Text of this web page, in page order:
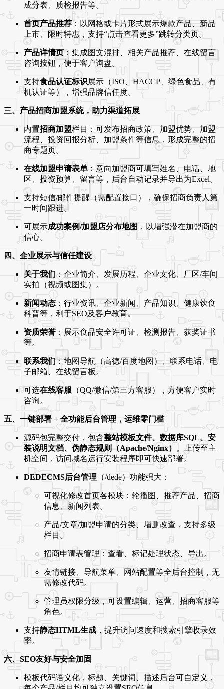
成分表、质检报告等。
首页产品推荐：以网格或卡片形式展示爆款产品、新品
上市、限时特惠，支持“点击查看更多”跳转分类页。
产品详情页：集成图文混排、相关产品推荐、在线留言
咨询按钮，便于客户询盘。
支持食品认证标识展示（ISO、HACCP、绿色食品、有
机认证等），增强品牌信任度。
三、产品招商加盟系统，助力渠道拓展
内置招商加盟栏目：可发布招商政策、加盟优势、加盟
流程、投资回报分析、加盟条件等信息，形成完整的招
商专题页。
在线加盟申请表单：意向加盟商可填写姓名、电话、地
区、投资预算、留言等，后台自动记录并导出为Excel。
支持短信/邮件提醒（需配置接口），确保招商负责人第
一时间跟进。
可展示成功案例/加盟店分布地图 ，以增强潜在加盟商的
信心。
四、企业展示与信任建设
关于我们：企业简介、发展历程、企业文化、厂区/车间
实拍（视频或图集）。
新闻动态 ：行业资讯、企业新闻、产品知识、健康饮食
科普等，利于SEO及客户教育。
资质荣誉 ：展示食品安全许可证、检测报告、获奖证书
等。
联系我们：地图导航（高德/百度地图）、联系电话、电
子邮箱、在线留言板。
可选在线客服 （QQ/微信/第三方客服），方便客户实时
咨询。
五、一键部署 + 全功能后台管理，运维零门槛
源码包完整交付，包含整站模板文件、数据库SQL、安
装说明文档、伪静态规则（Apache/Nginx） 。上传至主
机空间，访问域名运行安装程序即可快速部署。
DEDECMS后台管理 （/dede）功能强大：
可视化修改首页各模块：轮播图、推荐产品、招商
信息、新闻列表。
产品/文章/加盟申请的分类、增删改查，支持多级
栏目。
招商申请表管理：查看、标记处理状态、导出。
友情链接、导航菜单、网站配置等全后台控制，无
需修改代码。
管理员权限分级，可设置编辑、运营、招商客服等
角色。
支持静态HTML生成，提升访问速度和搜索引擎收录效
率。
六、SEO友好与安全加固
模板代码语义化，标题、关键词、描述后台可自定义，